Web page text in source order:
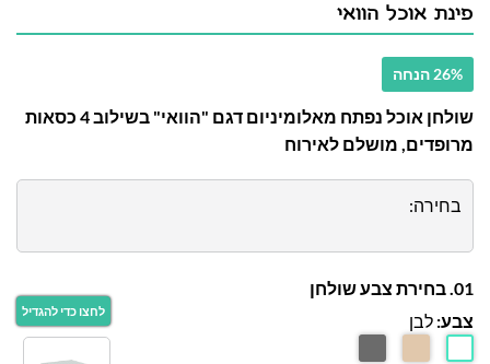
פינת אוכל הוואי
26% הנחה
שולחן אוכל נפתח מאלומיניום דגם "הוואי" בשילוב 4 כסאות
מרופדים, מושלם לאירוח
בחירה:
01. בחירת צבע שולחן
צבע: לבן